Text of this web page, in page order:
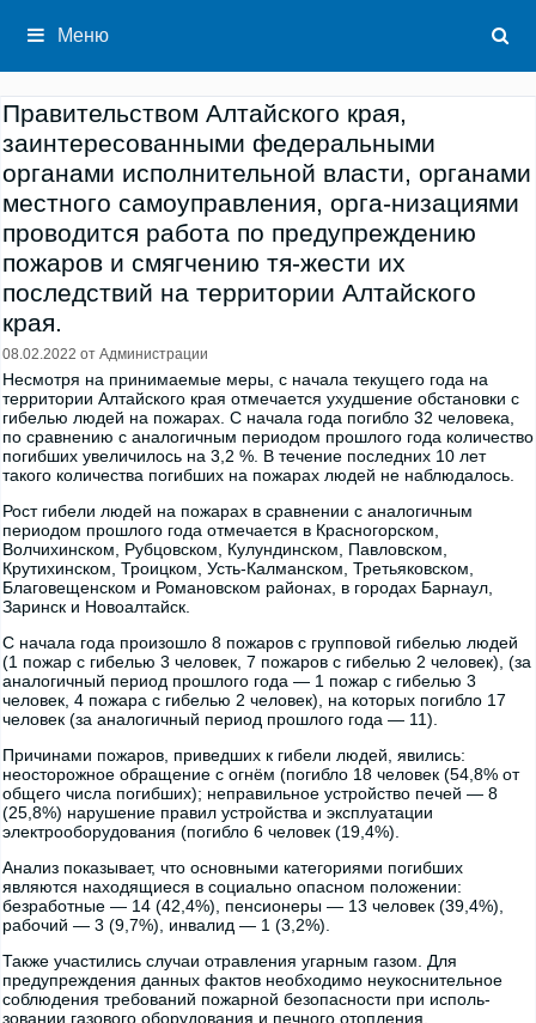
содержимому
Меню
Правительством Алтайского края,
заинтересованными федеральными
органами исполнительной власти, органами
местного самоуправления, орга-низациями
проводится работа по предупреждению
пожаров и смягчению тя-жести их
последствий на территории Алтайского
края.
08.02.2022 от Администрации
Несмотря на принимаемые меры, с начала текущего года на
территории Алтайского края отмечается ухудшение обстановки с
гибелью людей на по­жарах. С начала года погибло 32 человека,
по сравнению с аналогичным пе­риодом прошлого года количество
погибших увеличилось на 3,2 %. В тече­ние последних 10 лет
такого количества погибших на пожарах людей не наблюдалось.
Рост гибели людей на пожарах в сравнении с аналогичным
периодом прошлого года отмечается в Красногорском,
Волчихинском, Рубцовском, Кулундинском, Павловском,
Крутихинском, Троицком, Усть-Калманском, Третьяковском,
Благовещенском и Романовском районах, в городах Барнаул,
Заринск и Новоалтайск.
С начала года произошло 8 пожаров с групповой гибелью людей
(1 по­жар с гибелью 3 человек, 7 пожаров с гибелью 2 человек), (за
аналогичный период прошлого года — 1 пожар с гибелью 3
человек, 4 пожара с гибелью 2 человек), на которых погибло 17
человек (за аналогичный период прошлого года — 11).
Причинами пожаров, приведших к гибели людей, явились:
неосторож­ное обращение с огнём (погибло 18 человек (54,8% от
общего числа погиб­ших); неправильное устройство печей — 8
(25,8%) нарушение правил устрой­ства и эксплуатации
электрооборудования (погибло 6 человек (19,4%).
Анализ показывает, что основными категориями погибших
являются находящиеся в социально опасном положении:
безработные — 14 (42,4%), пенсионеры — 13 человек (39,4%),
рабочий — 3 (9,7%), инвалид — 1 (3,2%).
Также участились случаи отравления угарным газом. Для
предупре­ждения данных фактов необходимо неукоснительное
соблюдения требований пожарной безопасности при исполь­
зовании газового оборудования и печного отопления.